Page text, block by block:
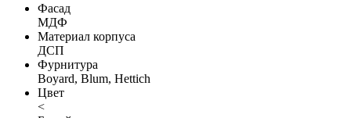
Фасад
МДФ
Материал корпуса
ДСП
Фурнитура
Boyard, Blum, Hettich
Цвет
<